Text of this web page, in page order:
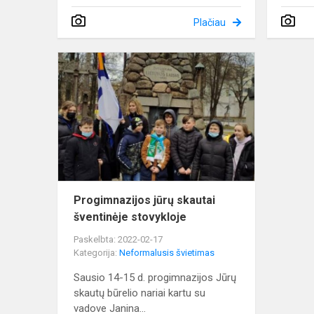
Plačiau
jūrų
skautai
Progimnazijos jūrų skautai
šventinėje stovykloje
Paskelbta: 2022-02-17
Kategorija: Neformalusis švietimas
Sausio 14-15 d. progimnazijos Jūrų
skautų būrelio nariai kartu su
vadove Janina...